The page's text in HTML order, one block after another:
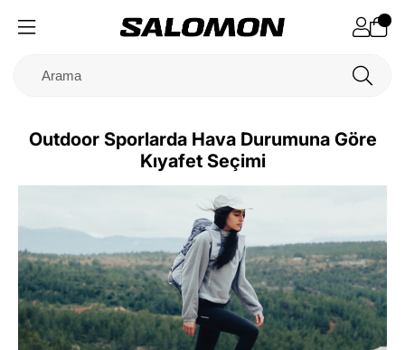
Outdoor Sporlarda Hava Durumuna Göre
Kıyafet Seçimi